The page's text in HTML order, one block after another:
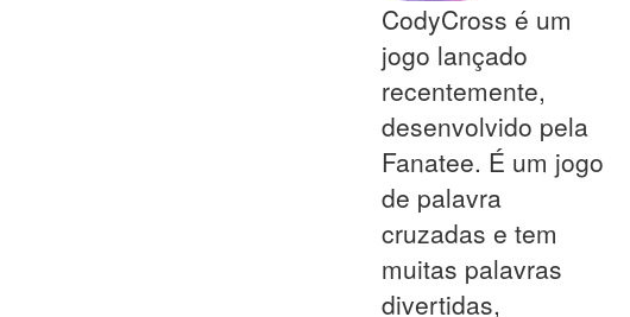
CodyCross é um
jogo lançado
recentemente,
desenvolvido pela
Fanatee. É um jogo
de palavra
cruzadas e tem
muitas palavras
divertidas,